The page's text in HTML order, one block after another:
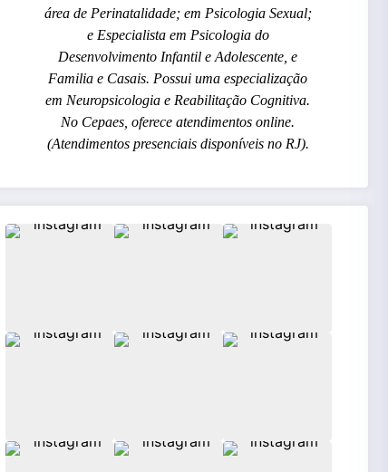
área de Perinatalidade; em Psicologia Sexual;
e Especialista em Psicologia do
Desenvolvimento Infantil e Adolescente, e
Familia e Casais. Possui uma especialização
em Neuropsicologia e Reabilitação Cognitiva.
No Cepaes, oferece atendimentos online.
(Atendimentos presenciais disponíveis no RJ).